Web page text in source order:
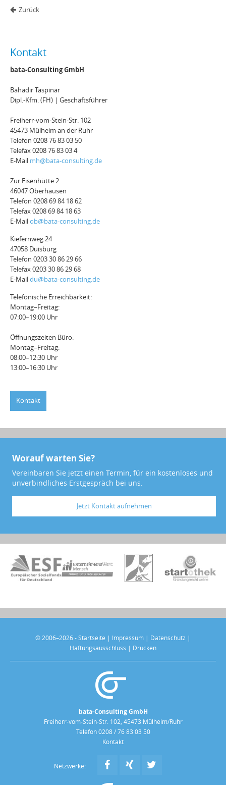
Zurück
Kontakt
bata-Consulting GmbH
Bahadir Taspinar
Dipl.-Kfm. (FH) | Geschäftsführer
Freiherr-vom-Stein-Str. 102
45473 Mülheim an der Ruhr
Telefon 0208 76 83 03 50
Telefax 0208 76 83 03 4
E-Mail mh@bata-consulting.de
Zur Eisenhütte 2
46047 Oberhausen
Telefon 0208 69 84 18 62
Telefax 0208 69 84 18 63
E-Mailob@bata-consulting.de
Kiefernweg 24
47058 Duisburg
Telefon 0203 30 86 29 66
Telefax 0203 30 86 29 68
E-Maildu@bata-consulting.de
Telefonische Erreichbarkeit:
Montag–Freitag:
07:00–19:00 Uhr
Öffnungszeiten Büro:
Montag–Freitag:
08:00–12:30 Uhr
13:00–16:30 Uhr
Kontakt
Worauf warten Sie?
Vereinbaren Sie jetzt einen Termin, für ein kostenloses und
unverbindliches Erstgespräch bei uns.
Jetzt Kontakt aufnehmen
© 2006–2026 - Startseite Impressum Datenschutz
Haftungsausschluss
Drucken
bata-Consulting GmbH
Freiherr-vom-Stein-Str. 102, 45473 Mülheim/Ruhr
Telefon 0208 / 76 83 03 50
Kontakt
Netzwerke: